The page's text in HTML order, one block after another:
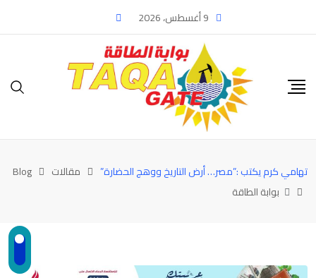
to
9 أغسطس، 2026
تهامي كرم يكتب :”مصر… أرض التاريخ ووهج الحضارة” مقالات
Blog
بوابة الطاقة